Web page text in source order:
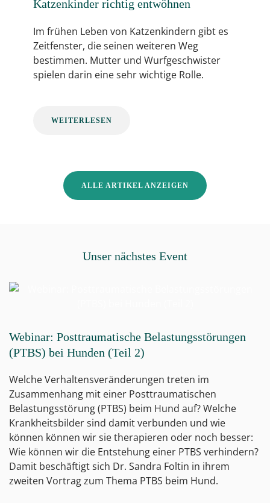
Katzenkinder richtig entwöhnen
Im frühen Leben von Katzenkindern gibt es
Zeitfenster, die seinen weiteren Weg
bestimmen. Mutter und Wurfgeschwister
spielen darin eine sehr wichtige Rolle.
WEITERLESEN
ALLE ARTIKEL ANZEIGEN
Unser nächstes Event
Webinar: Posttraumatische Belastungsstörungen
(PTBS) bei Hunden (Teil 2)
Welche Verhaltensveränderungen treten im
Zusammenhang mit einer Posttraumatischen
Belastungsstörung (PTBS) beim Hund auf? Welche
Krankheitsbilder sind damit verbunden und wie
können können wir sie therapieren oder noch besser:
Wie können wir die Entstehung einer PTBS verhindern?
Damit beschäftigt sich Dr. Sandra Foltin in ihrem
zweiten Vortrag zum Thema PTBS beim Hund.